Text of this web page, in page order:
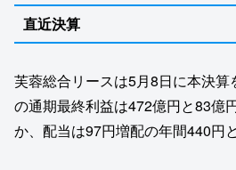
直近決算
芙蓉総合リースは5月8日に本決算
の通期最終利益は472億円と83億
か、配当は97円増配の年間440円